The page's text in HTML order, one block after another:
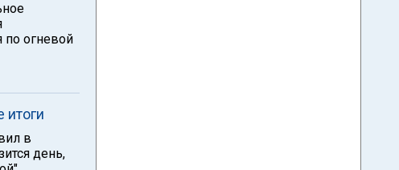
по огневой
итоги
в
день,